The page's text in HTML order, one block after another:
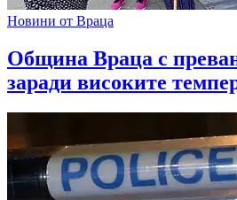
Новини от Враца
Община Враца с
заради високите